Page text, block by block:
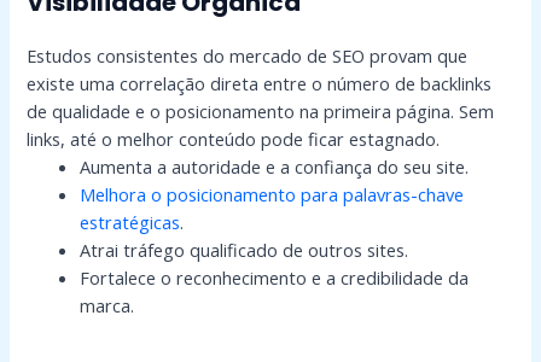
Estudos consistentes do mercado de SEO provam que
existe uma correlação direta entre o número de backlinks
de qualidade e o posicionamento na primeira página. Sem
links, até o melhor conteúdo pode ficar estagnado.
Aumenta a autoridade e a confiança do seu site.
Melhora o posicionamento para palavras-chave
estratégicas.
Atrai tráfego qualificado de outros sites.
Fortalece o reconhecimento e a credibilidade da
marca.